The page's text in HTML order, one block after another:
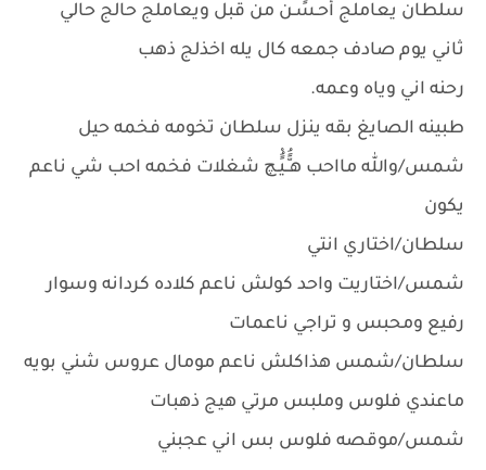
سلطان يعاملج أحـسًٓـن من قبل ويعاملج حالج حالي
ثاني يوم صادف جمعه كال يله اخذلج ذهب
رحنه اني وياه وعمه.
طبينه الصايغ بقه ينزل سلطان تخومه فخمه حيل
شمس/والله مااحب هـًُّـيًُْـچ شغلات فخمه احب شي ناعم
يكون
سلطان/اختاري انتي
شمس/اختاريت واحد كولش ناعم كلاده كردانه وسوار
رفيع ومحبس و تراجي ناعمات
سلطان/شمس هذاكلش ناعم مومال عروس شني بويه
ماعندي فلوس وملبس مرتي هيج ذهبات
شمس/موقصه فلوس بس اني عجبني